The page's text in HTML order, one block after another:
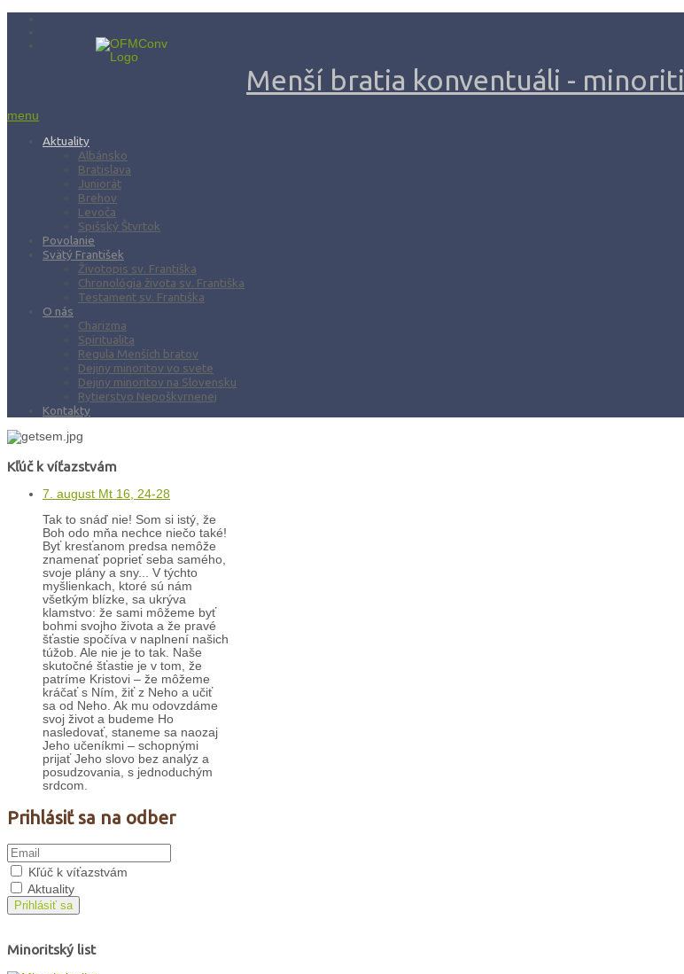
Menší bratia konventuáli - minoriti
menu
Aktuality
Albánsko
Bratislava
Juniorát
Brehov
Levoča
Spišský Štvrtok
Povolanie
Svätý František
Životopis sv. Františka
Chronológia života sv. Františka
Testament sv. Františka
O nás
Charizma
Spiritualita
Regula Menších bratov
Dejiny minoritov vo svete
Dejiny minoritov na Slovensku
Rytierstvo Nepoškvrnenej
Kontakty
Kľúč k víťazstvám
7. august Mt 16, 24-28
Tak to snáď nie! Som si istý, že
Boh odo mňa nechce niečo také!
Byť kresťanom predsa nemôže
znamenať poprieť seba samého,
svoje plány a sny... V týchto
myšlienkach, ktoré sú nám
všetkým blízke, sa ukrýva
klamstvo: že sami môžeme byť
bohmi svojho života a že pravé
šťastie spočíva v naplnení našich
túžob. Ale nie je to tak. Naše
skutočné šťastie je v tom, že
patríme Kristovi – že môžeme
kráčať s Ním, žiť z Neho a učiť
sa od Neho. Ak mu odovzdáme
svoj život a budeme Ho
nasledovať, staneme sa naozaj
Jeho učeníkmi – schopnými
prijať Jeho slovo bez analýz a
posudzovania, s jednoduchým
srdcom.
Prihlásiť sa na odber
Kľúč k víťazstvám
Aktuality
Prihlásiť sa
Minoritský list